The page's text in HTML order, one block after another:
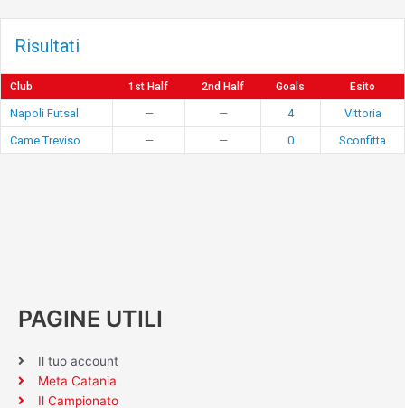
Risultati
Club 1st Half 2nd Half Goals Esito
Napoli Futsal — — 4
Vittoria
Came Treviso
— — 0 Sconfitta
PAGINE UTILI
Il tuo account
Meta Catania
Il Campionato